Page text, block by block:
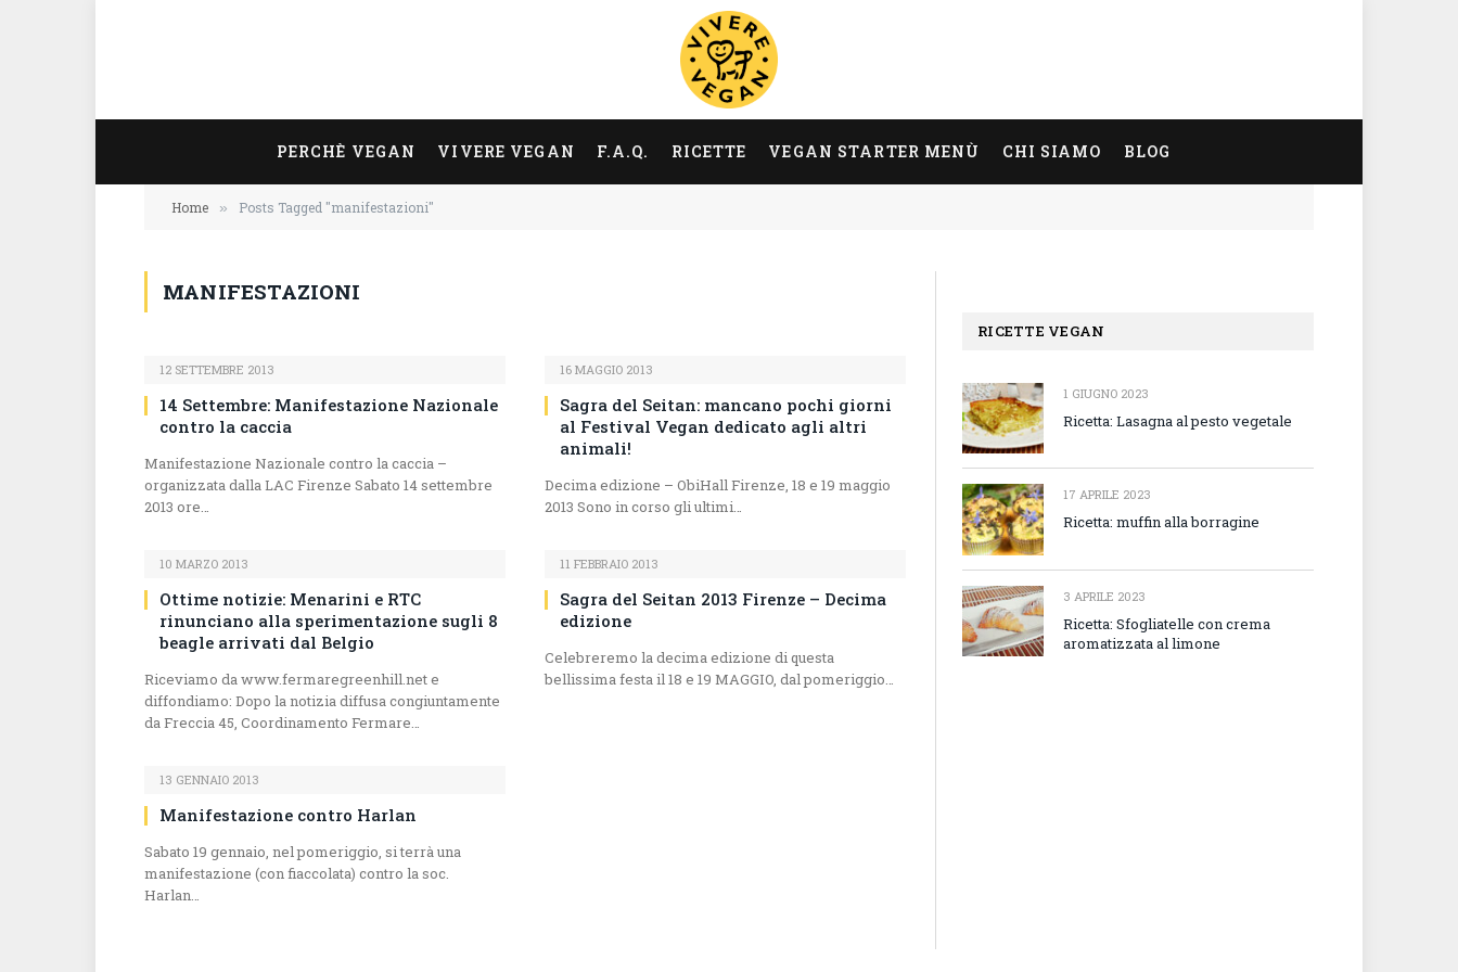
PERCHÈ VEGAN VIVERE VEGAN F.A.Q. RICETTE VEGAN STARTER MENÙ CHI SIAMO BLOG
Home » Posts Tagged "manifestazioni"
MANIFESTAZIONI
12 SETTEMBRE 2013
14 Settembre: Manifestazione Nazionale
contro la caccia
Manifestazione Nazionale contro la caccia –
organizzata dalla LAC Firenze Sabato 14 settembre
2013 ore…
16 MAGGIO 2013
Sagra del Seitan: mancano pochi giorni
al Festival Vegan dedicato agli altri
animali!
Decima edizione – ObiHall Firenze, 18 e 19 maggio
2013 Sono in corso gli ultimi…
10 MARZO 2013
Ottime notizie: Menarini e RTC
rinunciano alla sperimentazione sugli 8
beagle arrivati dal Belgio
Riceviamo da www.fermaregreenhill.net e
diffondiamo: Dopo la notizia diffusa congiuntamente
da Freccia 45, Coordinamento Fermare…
11 FEBBRAIO 2013
Sagra del Seitan 2013 Firenze – Decima
edizione
Celebreremo la decima edizione di questa
bellissima festa il 18 e 19 MAGGIO, dal pomeriggio…
13 GENNAIO 2013
Manifestazione contro Harlan
Sabato 19 gennaio, nel pomeriggio, si terrà una
manifestazione (con fiaccolata) contro la soc.
Harlan…
RICETTE VEGAN
1 GIUGNO 2023
Ricetta: Lasagna al pesto vegetale
17 APRILE 2023
Ricetta: muffin alla borragine
3 APRILE 2023
Ricetta: Sfogliatelle con crema
aromatizzata al limone